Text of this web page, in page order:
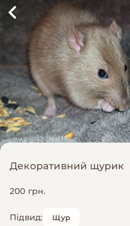
Декоративний щурик
200 грн.
Підвид: Щур